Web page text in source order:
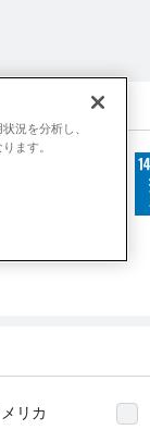
リカ
況を分析し、
ます。